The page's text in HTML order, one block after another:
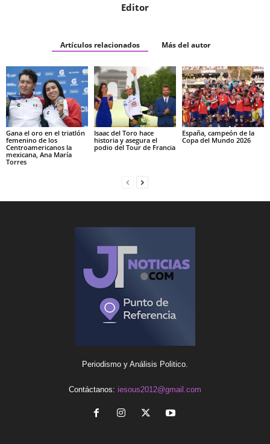
Editor
Artículos relacionados Más del autor
Gana el oro en el triatlón
femenino de los
Centroamericanos la
mexicana, Ana María
Torres
Isaac del Toro hace
historia y asegura el
podio del Tour de Francia
España, campeón de la
Copa del Mundo 2026
Periodismo y Análisis Politico.
Contáctanos: iesous2012@gmail.com